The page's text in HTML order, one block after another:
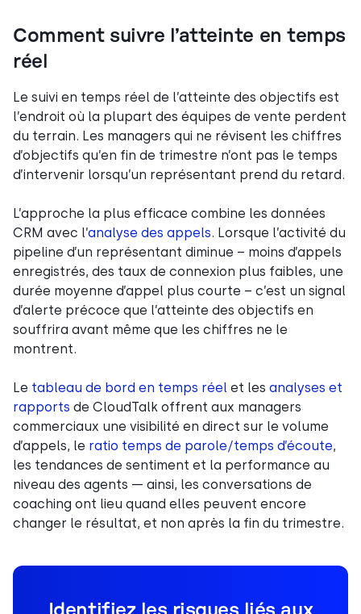
Comment suivre l’atteinte en temps
réel
Le suivi en temps réel de l’atteinte des objectifs est
l’endroit où la plupart des équipes de vente perdent
du terrain. Les managers qui ne révisent les chiffres
d’objectifs qu’en fin de trimestre n’ont pas le temps
d’intervenir lorsqu’un représentant prend du retard.
L’approche la plus efficace combine les données
CRM avec l’analyse des appels. Lorsque l’activité du
pipeline d’un représentant diminue – moins d’appels
enregistrés, des taux de connexion plus faibles, une
durée moyenne d’appel plus courte – c’est un signal
d’alerte précoce que l’atteinte des objectifs en
souffrira avant même que les chiffres ne le
montrent.
Le tableau de bord en temps réel et les analyses et
rapports de CloudTalk offrent aux managers
commerciaux une visibilité en direct sur le volume
d’appels, le ratio temps de parole/temps d’écoute,
les tendances de sentiment et la performance au
niveau des agents — ainsi, les conversations de
coaching ont lieu quand elles peuvent encore
changer le résultat, et non après la fin du trimestre.